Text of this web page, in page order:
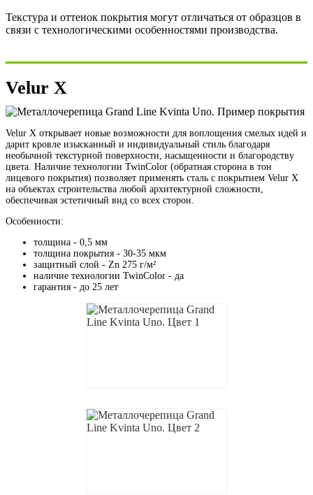
Текстура и оттенок покрытия могут отличаться от образцов в
связи с технологическими особенностями производства.
Velur X
Velur X открывает новые возможности для воплощения смелых идей и
дарит кровле изысканный и индивидуальный стиль благодаря
необычной текстурной поверхности, насыщенности и благородству
цвета. Наличие технологии TwinColor (обратная сторона в тон
лицевого покрытия) позволяет применять сталь с покрытием Velur X
на объектах строительства любой архитектурной сложности,
обеспечивая эстетичный вид со всех сторон.
Особенности:
толщина - 0,5 мм
толщина покрытия - 30-35 мкм
защитный слой - Zn 275 г/м²
наличие технологии TwinColor - да
гарантия - до 25 лет